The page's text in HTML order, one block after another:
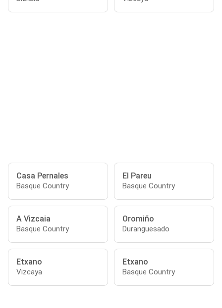
Casa Pernales
Basque Country
El Pareu
Basque Country
A Vizcaia
Basque Country
Oromiño
Duranguesado
Etxano
Vizcaya
Etxano
Basque Country